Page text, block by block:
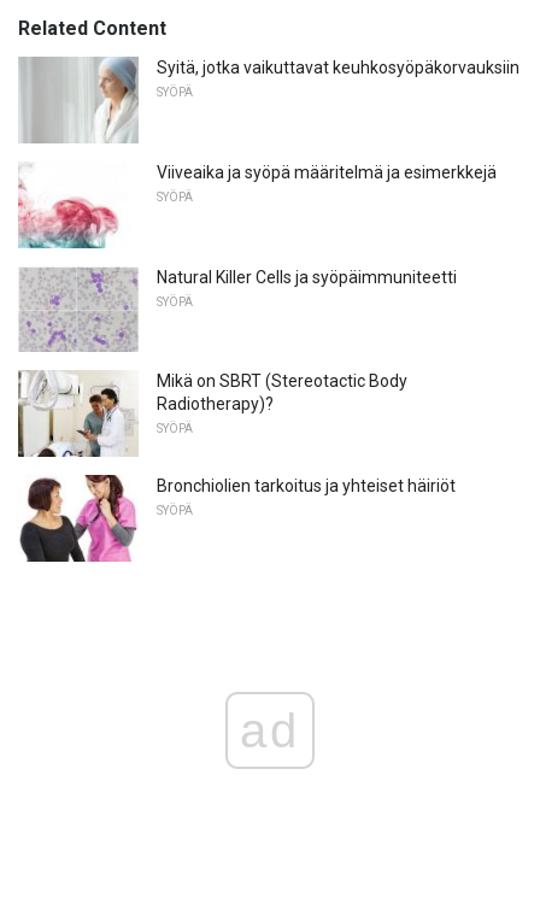
Related Content
Syitä, jotka vaikuttavat keuhkosyöpäkorvauksiin
SYÖPÄ
Viiveaika ja syöpä määritelmä ja esimerkkejä
SYÖPÄ
Natural Killer Cells ja syöpäimmuniteetti
SYÖPÄ
Mikä on SBRT (Stereotactic Body
Radiotherapy)?
SYÖPÄ
Bronchiolien tarkoitus ja yhteiset häiriöt
SYÖPÄ
ad